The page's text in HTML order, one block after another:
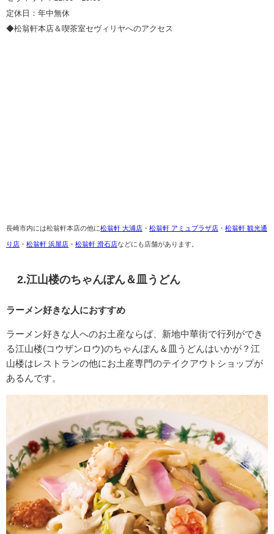
定休日：年中無休
◆松翁軒本店＆喫茶室セヴィリヤへのアクセス
長崎市内には松翁軒本店の他に松翁軒 大浦店 ・ 松翁軒 アミュプラザ店 ・ 松翁軒 観光通
り店 ・ 松翁軒 浜屋店 ・ 松翁軒 滑石店などにも店舗があります。
2.江山楼のちゃんぽん＆皿うどん
ラーメン好きな人におすすめ
ラーメン好きな人へのお土産ならば、新地中華街で行列ができ
る江山楼(コウザンロウ)のちゃんぽん＆皿うどんはいかが？江
山楼はレストランの他にお土産専門のテイクアウトショップが
あるんです。